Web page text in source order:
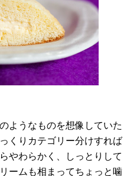
ようなものを想像していた
くりカテゴリー分けすれば
やわらかく、しっとりして
ームも相まってちょっと噛